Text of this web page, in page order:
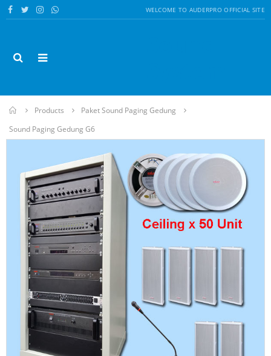
WELCOME TO AUDERPRO OFFICIAL SITE
Home
Products
Paket Sound Paging Gedung
Sound Paging Gedung G6